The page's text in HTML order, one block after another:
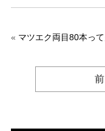
« マツエク両目80本っ